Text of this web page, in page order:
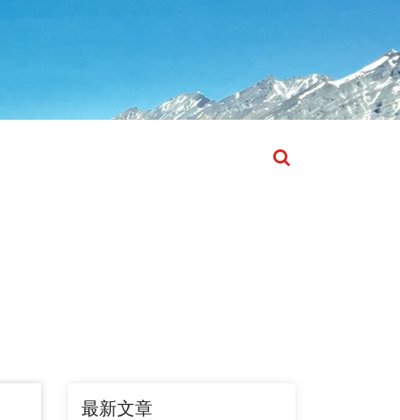
最新文章